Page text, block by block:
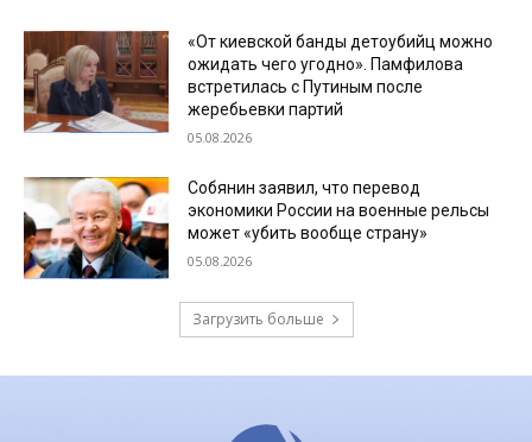
«От киевской банды детоубийц можно
ожидать чего угодно». Памфилова
встретилась с Путиным после
жеребьевки партий
05.08.2026
Собянин заявил, что перевод
экономики России на военные рельсы
может «убить вообще страну»
05.08.2026
Загрузить больше